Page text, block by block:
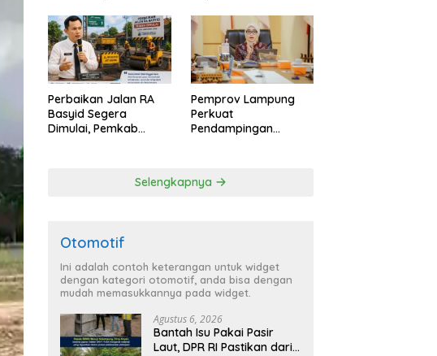
Perbaikan Jalan RA
Basyid Segera
Dimulai, Pemkab
Pemprov Lampung
Perkuat
Pendampingan
Selengkapnya
Otomotif
Ini adalah contoh keterangan untuk widget
dengan kategori otomotif, anda bisa dengan
mudah memasukkannya pada widget.
Agustus 6, 2026
Bantah Isu Pakai Pasir
Laut, DPR RI Pastikan dari